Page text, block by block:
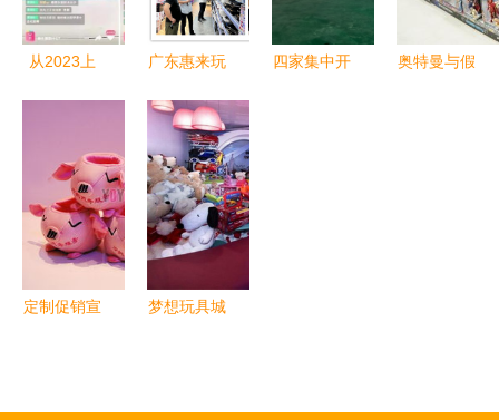
从2023上
趋势 创新
与情感经济
并行
广东惠来玩
现状与发展
策略分析
四家集中开
奥特曼与假
定制促销宣
梦想玩具城